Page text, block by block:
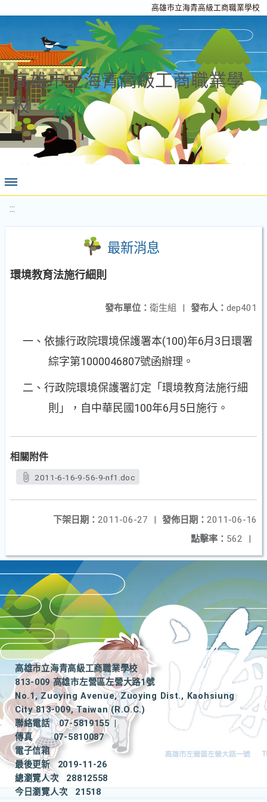
高雄市立海青高級工商職業學校
高雄市立海青高級工商職業學
校
:::
最新消息
環境教育法施行細則
發布人： dep401
發布單位： 衛生組 |
一、依據行政院環境保護署本(100)年6月 3 日環署
綜字第1000046807號函辦理。
二、行政院環境保護署訂定「環境教育法施行細
則」，自中華民國 100年6月 5 日施行。
相關附件
2011-6-16-9-56-9-nf1.doc
發佈日期： 2011-06-16
下架日期： 2011-06-27
|
點擊率： 562 |
高雄市立海青高級工商職業學校
813-009 高雄市左營區左營大路1號
No.1, Zuoying Avenue, Zuoying Dist., Kaohsiung
City 813-009, Taiwan (R.O.C.)
聯絡電話
07-5819155
|
傳真
07-5810087
電子信箱
最後更新
2019-11-26
總瀏覽人次
28812558
今日瀏覽人次
21518